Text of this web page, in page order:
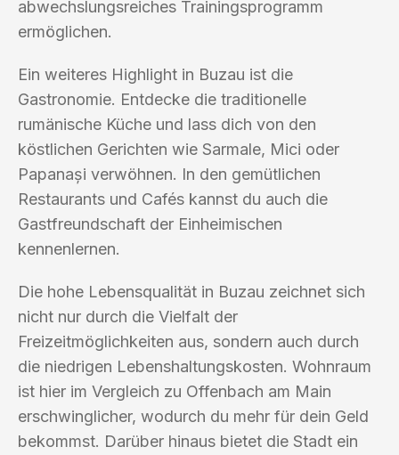
abwechslungsreiches Trainingsprogramm
ermöglichen.
Ein weiteres Highlight in Buzau ist die
Gastronomie. Entdecke die traditionelle
rumänische Küche und lass dich von den
köstlichen Gerichten wie Sarmale, Mici oder
Papanași verwöhnen. In den gemütlichen
Restaurants und Cafés kannst du auch die
Gastfreundschaft der Einheimischen
kennenlernen.
Die hohe Lebensqualität in Buzau zeichnet sich
nicht nur durch die Vielfalt der
Freizeitmöglichkeiten aus, sondern auch durch
die niedrigen Lebenshaltungskosten. Wohnraum
ist hier im Vergleich zu Offenbach am Main
erschwinglicher, wodurch du mehr für dein Geld
bekommst. Darüber hinaus bietet die Stadt ein